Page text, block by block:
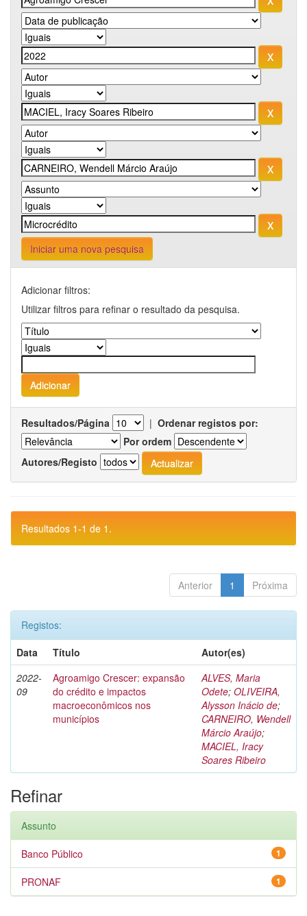
Iniciar uma nova pesquisa
Adicionar filtros:
Utilizar filtros para refinar o resultado da pesquisa.
Resultados/Página | Ordenar registos por:
Por ordem
Autores/Registo
Resultados 1-1 de 1.
Anterior 1 Próxima
Registos:
Data
Título
Autor(es)
2022-
09
Agroamigo Crescer: expansão
do crédito e impactos
macroeconômicos nos
municípios
ALVES, Maria
Odete; OLIVEIRA,
Alysson Inácio de;
CARNEIRO, Wendell
Márcio Araújo;
MACIEL, Iracy
Soares Ribeiro
Refinar
Assunto
1
Banco Público
1
PRONAF